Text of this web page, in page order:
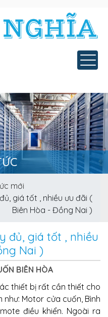
mới
giá tốt , nhiều ưu đãi (
Biên Hòa - Đồng Nai )
đủ, giá tốt , nhiều
Nai )
BIÊN HÒA
thiết bị rất cần thiết cho
Motor cửa cuốn, Bình
điều khiển. Ngoài ra